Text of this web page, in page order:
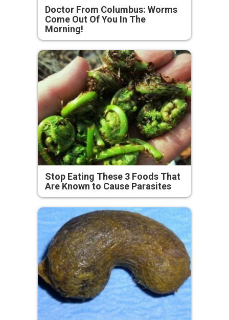
Doctor From Columbus: Worms
Come Out Of You In The
Morning!
Stop Eating These 3 Foods That
Are Known to Cause Parasites